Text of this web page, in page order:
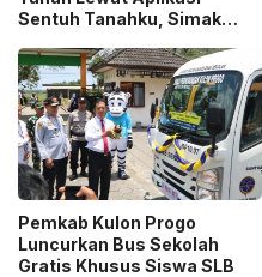
Sentuh Tanahku, Simak
Pemkab Kulon Progo
Luncurkan Bus Sekolah
Gratis Khusus Siswa SLB